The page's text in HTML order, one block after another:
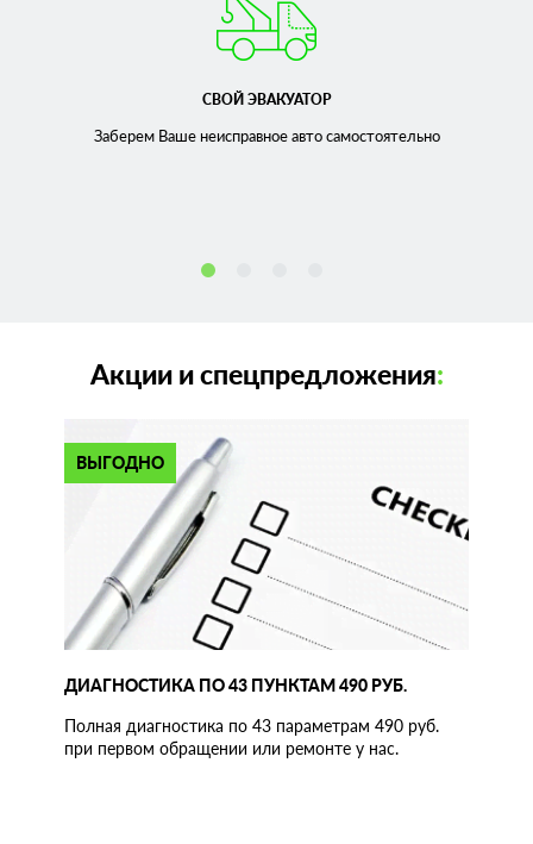
СВОЙ ЭВАКУАТОР
Заберем Ваше неисправноеавто самостоятельно
Акции и спецпредложения:
ВЫГОДНО
ДИАГНОСТИКА ПО 43 ПУНКТАМ 490 РУБ.
Полная диагностика по 43 параметрам 490 руб.
при первом обращении или ремонте у нас.